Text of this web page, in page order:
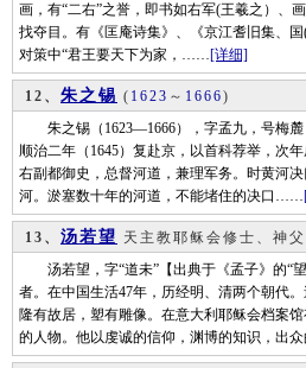
画，有“二右”之誉，即书如右军(王羲之）、
找夺目。有《匡庵诗集》、《京江耆旧集、
对策中“君王要天下为家，……[详细]
12、 朱之锡 ( 1623 ～ 1666)
朱之锡（1623—1666），字孟九，号梅麓
顺治二年（1645）复赴京，以首科荐举，次
右副都御史，总督河道，兼理军务。时黄河
河。淤塞数十年的河道，不能堵住的决口……
13、 汤若望 天主教耶稣会修士、神
汤若望，字“道未”【出典于《孟子》的“望
者。在中国生活47年，历经明、清两个朝代
隆有故居，塑有雕像。在意大利耶稣会档案
的人物。他以虔诚的信仰，渊博的知识，出